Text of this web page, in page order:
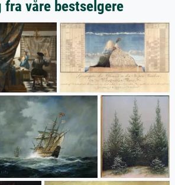
fra våre bestselgere